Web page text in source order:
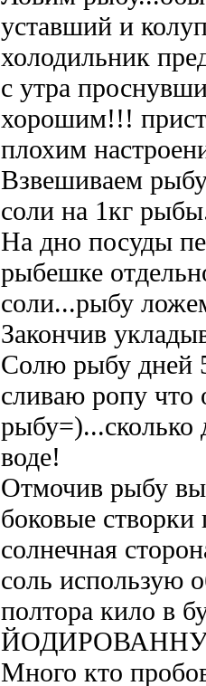
уставший и
холодильник
с утра
хорошим!!!
плохим
Взвешиваем
соли на 1кг
На дно посуды
рыбешке
соли...рыбу
Закончив
Солю рыбу дней
сливаю ропу что
рыбу=)...сколько
воде!
Отмочив рыбу
боковые
солнечная
соль использую
полтора кило в
Много кто